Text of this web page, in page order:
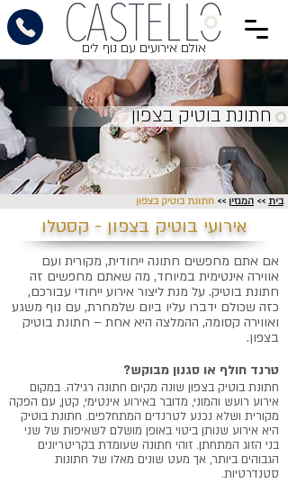
אולם אירועים עם נוף לים
חתונת בוטיק בצפון
בית >> המגזין >> חתונת בוטיק בצפון
אירועי בוטיק בצפון - קסטלו
אם אתם מחפשים חתונה ייחודית, מקורית ועם
אווירה אינטימית במיוחד, מה שאתם מחפשים זה
חתונת בוטיק. על מנת ליצור אירוע ייחודי עבורכם,
כזה שכולם ידברו עליו ביום שלמחרת, עם נוף משגע
ואווירה קסומה, ההמלצה היא אחת – חתונת בוטיק
בצפון.
טרנד חולף או סגנון מבוקש?
חתונת בוטיק בצפון שונה מקיום חתונה רגילה. במקום
אירוע רועש והמוני, מדובר באירוע אינטימי, קטן, עם הפקה
מקורית ושלא נכנע לטרנדים המתחלפים. חתונת בוטיק
היא אירוע שנותן ביטוי באופן מושלם לשאיפות של שני
בני הזוג המתחתן. זוהי חתונה שעומדת בקריטריונים
הגבוהים ביותר, אך מעט שונים מאלו של חתונות
סטנדרטיות.